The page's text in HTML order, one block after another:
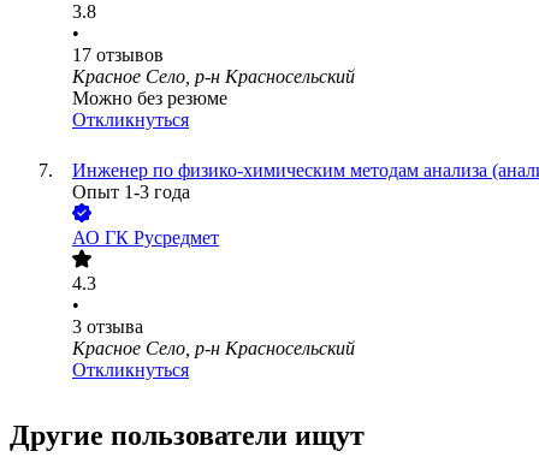
3.8
•
17 отзывов
Красное Село, р-н Красносельский
Можно без резюме
Откликнуться
Инженер по физико-химическим методам анализа
Опыт 1-3 года
АО ГК Русредмет
4.3
•
3 отзыва
Красное Село, р-н Красносельский
Откликнуться
Другие пользователи ищут